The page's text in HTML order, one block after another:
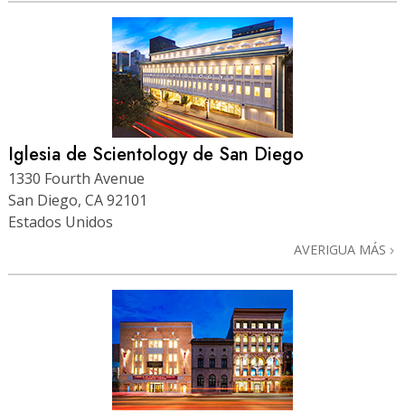
Iglesia de Scientology de San Diego
1330 Fourth Avenue
San Diego, CA 92101
Estados Unidos
AVERIGUA MÁS